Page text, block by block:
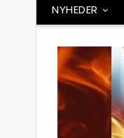
NYHEDER